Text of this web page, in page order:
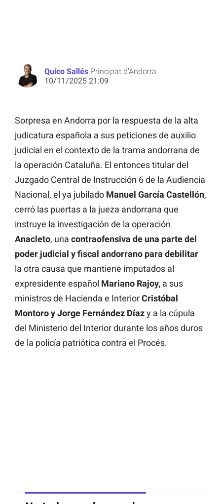
Quico Sallés Principat d'Andorra
10/11/2025 21:09
Sorpresa en Andorra por la respuesta de la alta
judicatura española a sus peticiones de auxilio
judicial en el contexto de la trama andorrana de
la operación Cataluña. El entonces titular del
Juzgado Central de Instrucción 6 de la Audiencia
Nacional, el ya jubilado Manuel García Castellón,
cerró las puertas a la jueza andorrana que
instruye la investigación de la operación
Anacleto, una contraofensiva de una parte del
poder judicial y fiscal andorrano para debilitar
la otra causa que mantiene imputados al
expresidente español Mariano Rajoy, a sus
ministros de Hacienda e InteriorCristóbal
Montoro y Jorge Fernández Díazy a la cúpula
del Ministerio del Interior durante los años duros
de la policía patriótica contra el Procés.